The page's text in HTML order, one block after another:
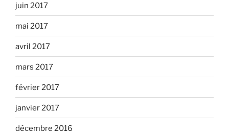
juin 2017
mai 2017
avril 2017
mars 2017
février 2017
janvier 2017
décembre 2016